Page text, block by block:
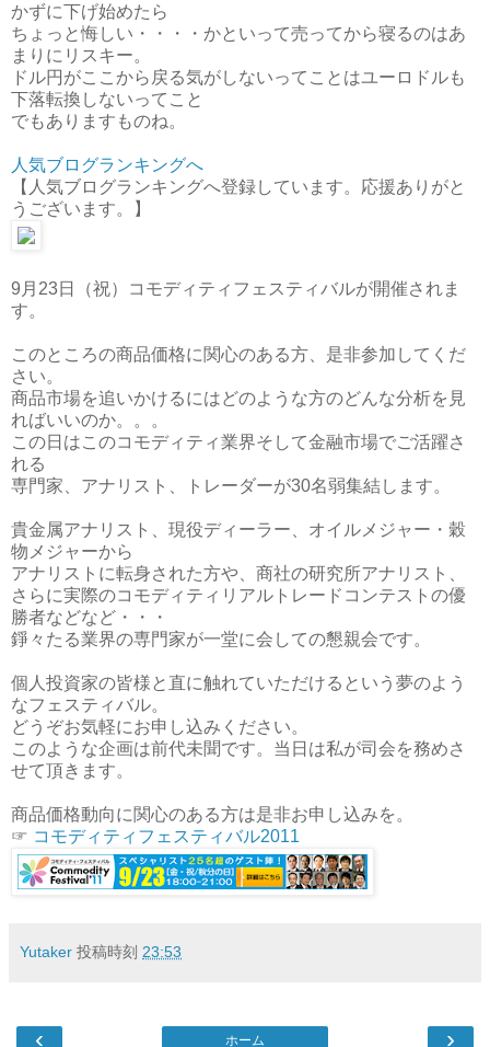
かずに下げ始めたら
ちょっと悔しい・・・・かといって売ってから寝るのはあ
まりにリスキー。
ドル円がここから戻る気がしないってことはユーロドルも
下落転換しないってこと
でもありますものね。
人気ブログランキングへ
【人気ブログランキングへ登録しています。応援ありがと
うございます。】
9月23日（祝）コモディティフェスティバルが開催されま
す。
このところの商品価格に関心のある方、是非参加してくだ
さい。
商品市場を追いかけるにはどのような方のどんな分析を見
ればいいのか。。。
この日はこのコモディティ業界そして金融市場でご活躍さ
れる
専門家、アナリスト、トレーダーが30名弱集結します。
貴金属アナリスト、現役ディーラー、オイルメジャー・穀
物メジャーから
アナリストに転身された方や、商社の研究所アナリスト、
さらに実際のコモディティリアルトレードコンテストの優
勝者などなど・・・
錚々たる業界の専門家が一堂に会しての懇親会です。
個人投資家の皆様と直に触れていただけるという夢のよう
なフェスティバル。
どうぞお気軽にお申し込みください。
このような企画は前代未聞です。当日は私が司会を務めさ
せて頂きます。
商品価格動向に関心のある方は是非お申し込みを。
☞ コモディティフェスティバル2011
Yutaker 投稿時刻 23:53
‹ ›
ホーム